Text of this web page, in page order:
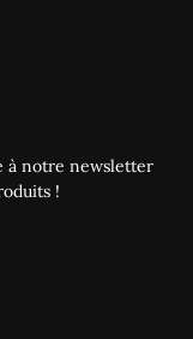
à notre newsletter
!